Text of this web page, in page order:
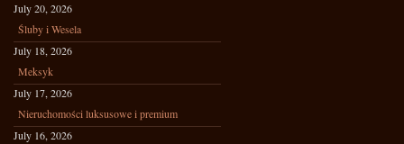
July 20, 2026
Śluby i Wesela
July 18, 2026
Meksyk
July 17, 2026
Nieruchomości luksusowe i premium
July 16, 2026